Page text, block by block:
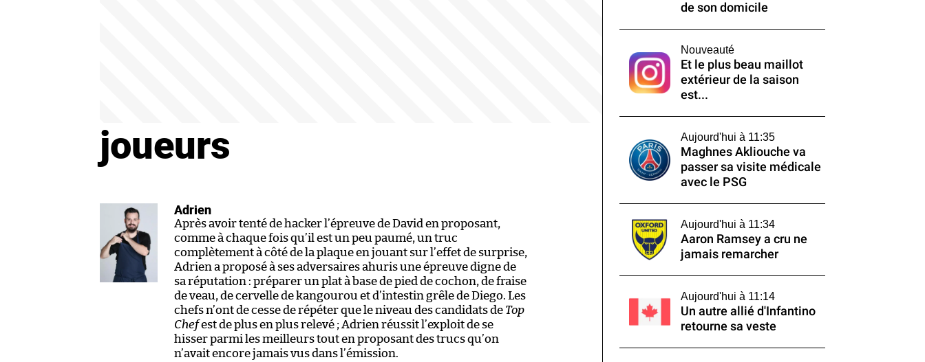
joueurs
Adrien
Après avoir tenté de hacker l’épreuve de David en proposant,
comme à chaque fois qu’il est un peu paumé, un truc
complètement à côté de la plaque en jouant sur l’effet de surprise,
Adrien a proposé à ses adversaires ahuris une épreuve digne de
sa réputation : préparer un plat à base de pied de cochon, de fraise
de veau, de cervelle de kangourou et d’intestin grêle de Diego. Les
chefs n’ont de cesse de répéter que le niveau des candidats de Top
Chefest de plus en plus relevé ; Adrien réussit l’exploit de se
hisser parmi les meilleurs tout en proposant des trucs qu’on
n’avait encore jamais vus dans l’émission.
de son domicile
Nouveauté
Et le plus beau maillot
extérieur de la saison
est...
Aujourd'hui à 11:35
Maghnes Akliouche va
passer sa visite médicale
avec le PSG
Aujourd'hui à 11:34
Aaron Ramsey a cru ne
jamais remarcher
Aujourd'hui à 11:14
Un autre allié d'Infantino
retourne sa veste